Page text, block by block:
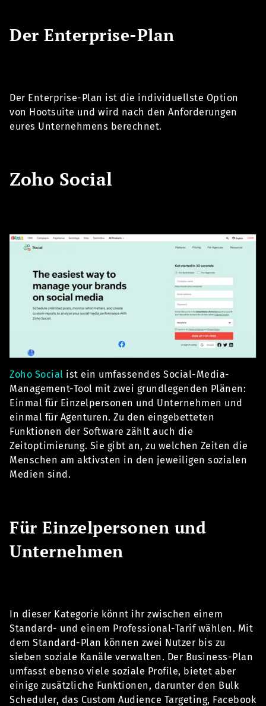
Der Enterprise-Plan
Der Enterprise-Plan ist die individuellste Option
von Hootsuite und wird nach den Anforderungen
eures Unternehmens berechnet.
Zoho Social
Zoho Social ist ein umfassendes Social-Media-
Management-Tool mit zwei grundlegenden Plänen:
Einmal für Einzelpersonen und Unternehmen und
einmal für Agenturen. Zu den eingebetteten
Funktionen der Software zählt auch die
Zeitoptimierung. Sie gibt an, zu welchen Zeiten die
Menschen am aktivsten in den jeweiligen sozialen
Medien sind.
Für Einzelpersonen und
Unternehmen
In dieser Kategorie könnt ihr zwischen einem
Standard- und einem Professional-Tarif wählen. Mit
dem Standard-Plan können zwei Nutzer bis zu
sieben soziale Kanäle verwalten. Der Business-Plan
umfasst ebenso viele soziale Profile, bietet aber
einige zusätzliche Funktionen, darunter den Bulk
Scheduler, das Custom Audience Targeting, Facebook